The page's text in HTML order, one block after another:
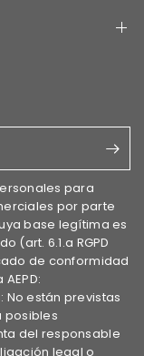
para
por parte
cuya base legítima es
(art. 6.1.a RGPD
de conformidad
No están previstas
posibles
del responsable
legal o